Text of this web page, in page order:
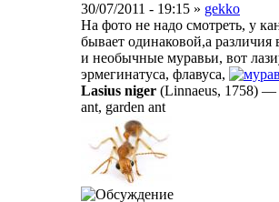
30/07/2011 - 19:15 » gekko
На фото не надо смотреть, у
бывает одинаковой,а
и необычные муравьи, вот
эрмегинатуса, флавуса,
Lasius niger (Linnaeus, 1758) —
ant, garden ant